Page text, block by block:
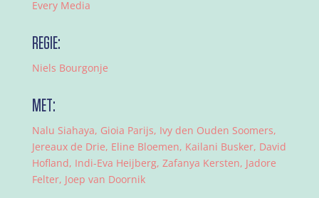
Every Media
REGIE:
Niels Bourgonje
MET:
Nalu Siahaya, Gioia Parijs, Ivy den Ouden Soomers,
Jereaux de Drie, Eline Bloemen, Kailani Busker, David
Hofland, Indi-Eva Heijberg, Zafanya Kersten, Jadore
Felter, Joep van Doornik